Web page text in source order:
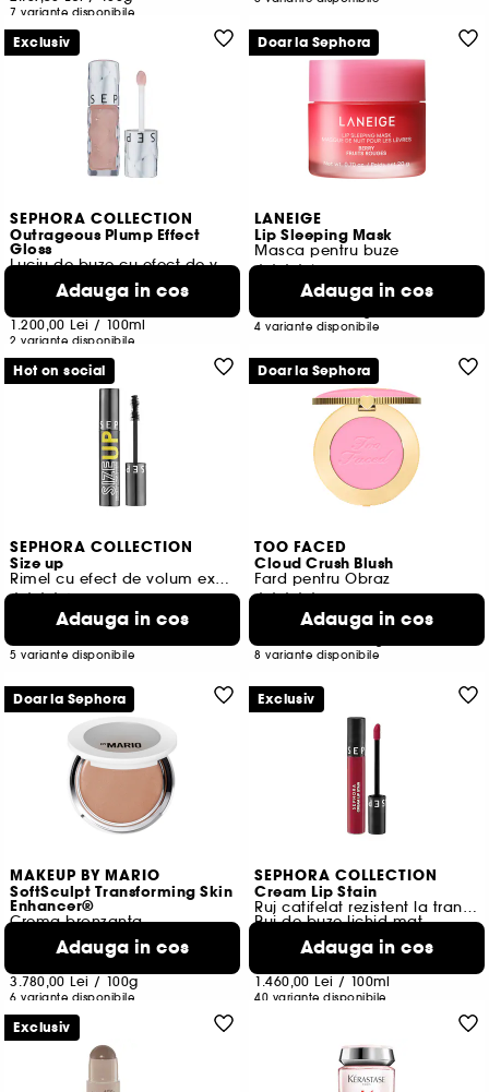
7 variante disponibile
SEPHORA COLLECTION
Outrageous Plump Effect
Gloss
Luciu de buze cu efect de volum
1.200,00 Lei / 100ml
2 variante disponibile
Adauga in cos
Exclusiv
LANEIGE
Lip Sleeping Mask
Masca pentru buze
7068
130,00 Lei
4 variante disponibile
Adauga in cos
Doar la Sephora
SEPHORA COLLECTION
Size up
Rimel cu efect de volum extrem imediat
1383
54,50 Lei
5 variante disponibile
Adauga in cos
Hot on social
TOO FACED
Cloud Crush Blush
Fard pentru Obraz
149
184,00 Lei
8 variante disponibile
Adauga in cos
Doar la Sephora
MAKEUP BY MARIO
SoftSculpt Transforming Skin
Enhancer®
Crema bronzanta
3.780,00 Lei / 100g
6 variante disponibile
Adauga in cos
Doar la Sephora
SEPHORA COLLECTION
Cream Lip Stain
Ruj catifelat rezistent la transfer
Ruj de buze lichid mat
1.460,00 Lei / 100ml
40 variante disponibile
Adauga in cos
Exclusiv
Exclusiv